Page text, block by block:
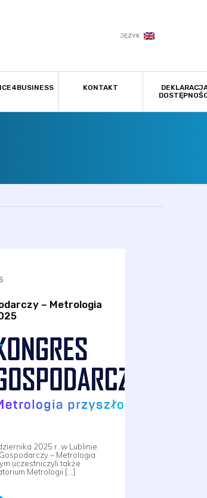
JĘZYK
KONTAKT
– Metrologia
2025 r. w Lublinie
– Metrologia
uczestniczyli także
Metrologii […]